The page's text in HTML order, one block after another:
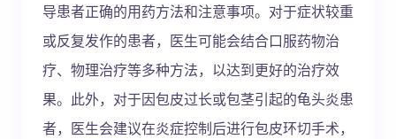
导患者正确的用药方法和注意事项。对于症状较重
或反复发作的患者，医生可能会结合口服药物治
疗、物理治疗等多种方法，以达到更好的治疗效
果。此外，对于因包皮过长或包茎引起的龟头炎患
者，医生会建议在炎症控制后进行包皮环切手术，